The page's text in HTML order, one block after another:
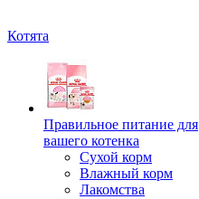
Котята
Правильное питание для
вашего котенка
Сухой корм
Влажный корм
Лакомства